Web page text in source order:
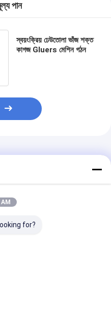
পান
স্বয়ংক্রিয় ঢেউতোলা ভাঁজ শক্ত
কাগজ Gluers মেশিন গঠন
for?